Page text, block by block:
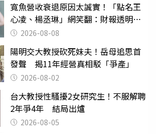
寬魚營收衰退原因太誠實！「點名王
心凌、楊丞琳」網笑翻：財報透明度
滿分2026-08-08
陽明交大教授砍死妹夫！岳母追思首
發聲 揭11年經營真相駁「爭產」
2026-08-02
台大教授性騷擾2女研究生！不服解聘
2年爭4年 結局出爐
2026-08-05